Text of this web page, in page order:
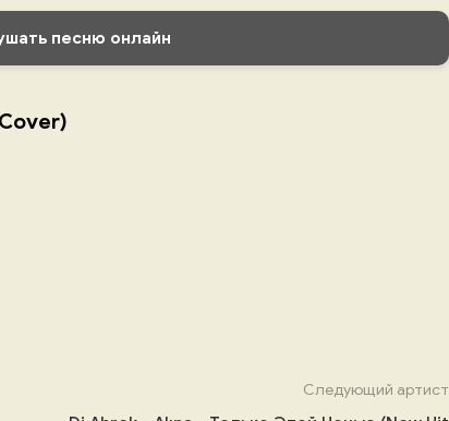
песню онлайн
Следующий артист